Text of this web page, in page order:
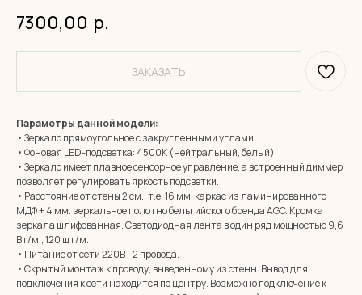
7300,00 р.
ЗАКАЗАТЬ
Параметры данной модели:
• Зеркало прямоугольное с закругленными углами.
• Фоновая LED-подсветка: 4500К (нейтральный, белый).
• Зеркало имеет плавное сенсорное управление, а встроенный диммер
позволяет регулировать яркость подсветки.
• Расстояние от стены 2 см., т.е. 16 мм. каркас из ламинированного
МДФ + 4 мм. зеркальное полотно бельгийского бренда AGC. Кромка
зеркала шлифованная. Светодиодная лента в один ряд мощностью 9,6
Вт/м., 120 шт/м.
• Питание от сети 220В - 2 провода.
• Скрытый монтаж к проводу, выведенному из стены. Вывод для
подключения к сети находится по центру. Возможно подключение к